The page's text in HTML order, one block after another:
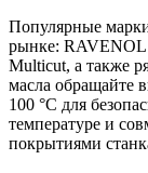
Популярные
рынке:
Multicut, а также
масла обращайте
100 °C для
температуре и
покрытиями